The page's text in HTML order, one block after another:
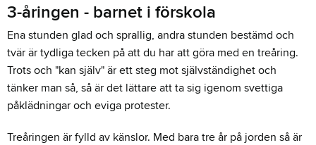
3-åringen - barnet i förskola
Ena stunden glad och sprallig, andra stunden bestämd och
tvär är tydliga tecken på att du har att göra med en treåring.
Trots och "kan själv" är ett steg mot självständighet och
tänker man så, så är det lättare att ta sig igenom svettiga
påklädningar och eviga protester.
Treåringen är fylld av känslor. Med bara tre år på jorden så är